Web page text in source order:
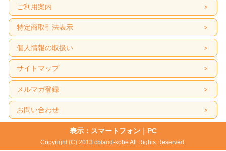
ご利用案内
特定商取引法表示
個人情報の取扱い
サイトマップ
メルマガ登録
お問い合わせ
表示：スマートフォン｜ PC
Copyright (C) 2013 cbland-kobe All Rights Reserved.